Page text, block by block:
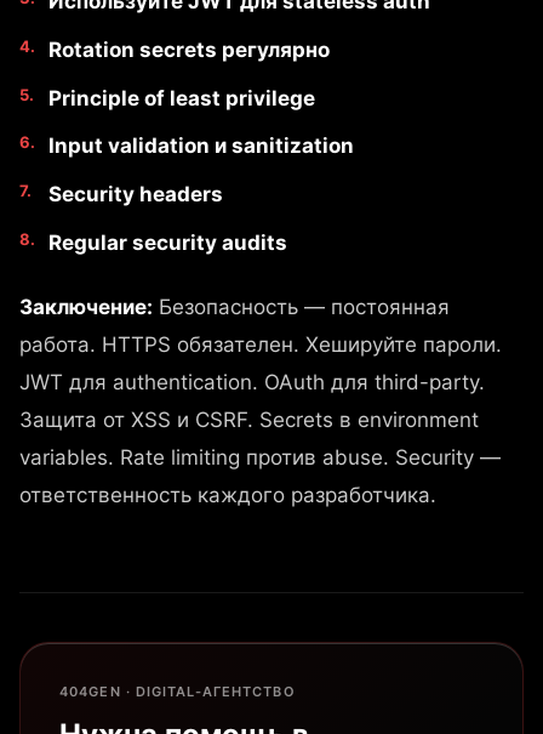
Rotation secrets регулярно
Principle of least privilege
Input validation и sanitization
Security headers
Regular security audits
Заключение: Безопасность — постоянная
работа. HTTPS обязателен. Хешируйте пароли.
JWT для authentication. OAuth для third-party.
Защита от XSS и CSRF. Secrets в environment
variables. Rate limiting против abuse. Security —
ответственность каждого разработчика.
404GEN · DIGITAL-АГЕНТСТВО